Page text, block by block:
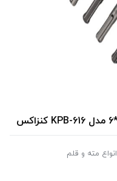
انواع مته و قلم